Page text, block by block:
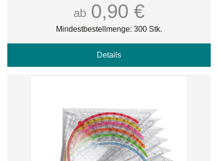
ab 0,90 €
Mindestbestellmenge: 300 Stk.
Details